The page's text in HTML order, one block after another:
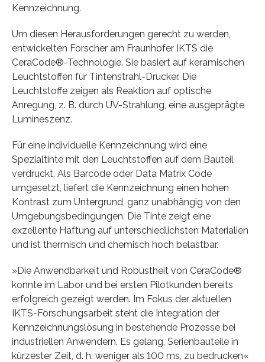
Kennzeichnung.
Um diesen Herausforderungen gerecht zu werden,
entwickelten Forscher am Fraunhofer IKTS die
CeraCode®-Technologie. Sie basiert auf keramischen
Leuchtstoffen für Tintenstrahl-Drucker. Die
Leuchtstoffe zeigen als Reaktion auf optische
Anregung, z. B. durch UV-Strahlung, eine ausgeprägte
Lumineszenz.
Für eine individuelle Kennzeichnung wird eine
Spezialtinte mit den Leuchtstoffen auf dem Bauteil
verdruckt. Als Barcode oder Data Matrix Code
umgesetzt, liefert die Kennzeichnung einen hohen
Kontrast zum Untergrund, ganz unabhängig von den
Umgebungsbedingungen. Die Tinte zeigt eine
exzellente Haftung auf unterschiedlichsten Materialien
und ist thermisch und chemisch hoch belastbar.
»Die Anwendbarkeit und Robustheit von CeraCode®
konnte im Labor und bei ersten Pilotkunden bereits
erfolgreich gezeigt werden. Im Fokus der aktuellen
IKTS-Forschungsarbeit steht die Integration der
Kennzeichnungslösung in bestehende Prozesse bei
industriellen Anwendern. Es gelang, Serienbauteile in
kürzester Zeit, d. h. weniger als 100 ms, zu bedrucken«